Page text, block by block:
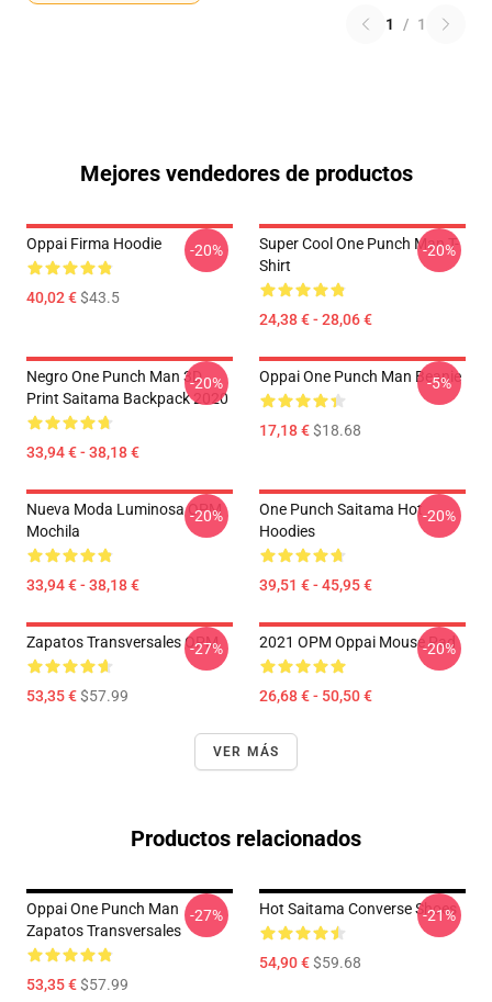
1 / 1
Mejores vendedores de productos
Oppai Firma Hoodie
40,02 €$43.5
-20%
Super Cool One Punch Man T-
Shirt
24,38 € - 28,06 €
-20%
Negro One Punch Man 3D
Print Saitama Backpack 2020
33,94 € - 38,18 €
-20% Oppai One Punch Man Beanie
17,18 €$18.68
-5%
Nueva Moda Luminosa OPM
Mochila
33,94 € - 38,18 €
-20%
One Punch Saitama Hot
Hoodies
39,51 € - 45,95 €
-20%
Zapatos Transversales OPM
53,35 €$57.99
-27% 2021 OPM Oppai Mouse Pad
26,68 € - 50,50 €
-20%
VER MÁS
Productos relacionados
Oppai One Punch Man
Zapatos Transversales
53,35 €$57.99
-27% Hot Saitama Converse Shoes
54,90 €$59.68
-21%